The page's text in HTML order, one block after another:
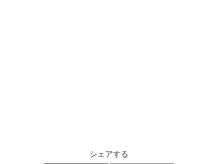
シェアする